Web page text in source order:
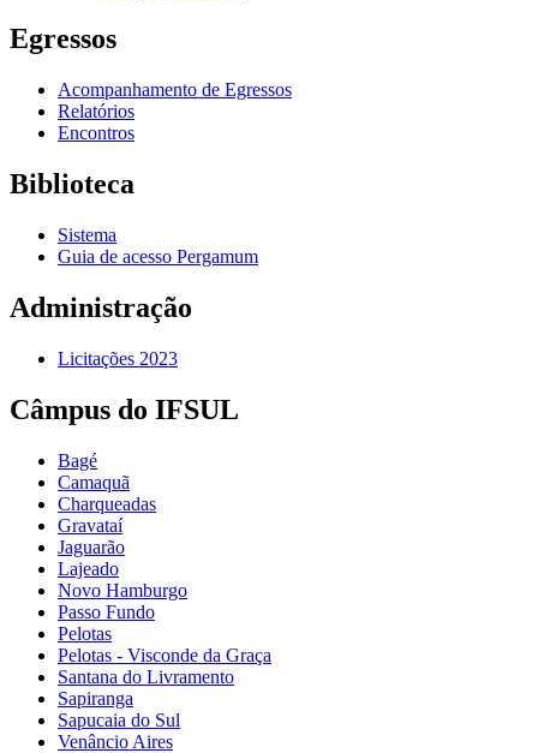
Egressos
Acompanhamento de Egressos
Relatórios
Encontros
Biblioteca
Sistema
Guia de acesso Pergamum
Administração
Licitações 2023
Câmpus do IFSUL
Bagé
Camaquã
Charqueadas
Gravataí
Jaguarão
Lajeado
Novo Hamburgo
Passo Fundo
Pelotas
Pelotas - Visconde da Graça
Santana do Livramento
Sapiranga
Sapucaia do Sul
Venâncio Aires